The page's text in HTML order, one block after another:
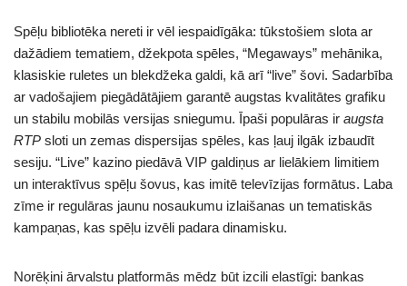
Spēļu bibliotēka nereti ir vēl iespaidīgāka: tūkstošiem slota ar
dažādiem tematiem, džekpota spēles, “Megaways” mehānika,
klasiskie ruletes un blekdžeka galdi, kā arī “live” šovi. Sadarbība
ar vadošajiem piegādātājiem garantē augstas kvalitātes grafiku
un stabilu mobilās versijas sniegumu. Īpaši populāras ir augsta
RTP sloti un zemas dispersijas spēles, kas ļauj ilgāk izbaudīt
sesiju. “Live” kazino piedāvā VIP galdiņus ar lielākiem limitiem
un interaktīvus spēļu šovus, kas imitē televīzijas formātus. Laba
zīme ir regulāras jaunu nosaukumu izlaišanas un tematiskās
kampaņas, kas spēļu izvēli padara dinamisku.
Norēķini ārvalstu platformās mēdz būt izcili elastīgi: bankas